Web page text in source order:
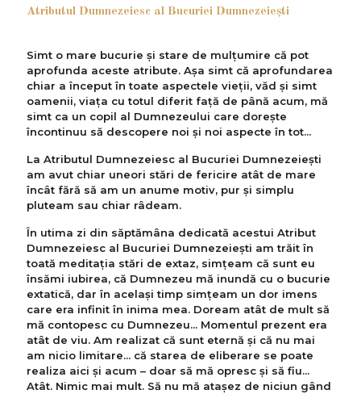
Atributul Dumnezeiesc al Bucuriei Dumnezeieşti
Simt o mare bucurie și stare de mulțumire că pot
aprofunda aceste atribute. Așa simt că aprofundarea
chiar a început în toate aspectele vieții, văd și simt
oamenii, viața cu totul diferit faţă de până acum, mă
simt ca un copil al Dumnezeului care dorește
încontinuu să descopere noi și noi aspecte în tot...
La Atributul Dumnezeiesc al Bucuriei Dumnezeieşti
am avut chiar uneori stări de fericire atât de mare
încât fără să am un anume motiv, pur și simplu
pluteam sau chiar râdeam.
În utima zi din săptămâna dedicată acestui Atribut
Dumnezeiesc al Bucuriei Dumnezeieşti am trăit în
toată meditația stări de extaz, simțeam că sunt eu
însămi iubirea, că Dumnezeu mă inundă cu o bucurie
extatică, dar în același timp simțeam un dor imens
care era infinit în inima mea. Doream atât de mult să
mă contopesc cu Dumnezeu... Momentul prezent era
atât de viu. Am realizat că sunt eternă și că nu mai
am nicio limitare... că starea de eliberare se poate
realiza aici și acum – doar să mă opresc și să fiu...
Atât. Nimic mai mult. Să nu mă atașez de niciun gând